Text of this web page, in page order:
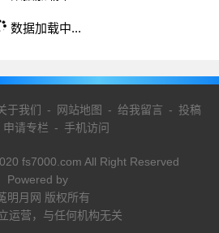
数据加载中...
于我们 - 网站地图 - 给我留言 - 投稿
申请专栏 - 手机访问
fs7000.com All Right Reserved
Powered by
明月网 版权所有
运营，与任何机构无关